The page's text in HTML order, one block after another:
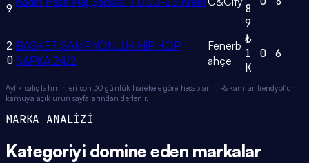
9
8
9
2
0
BASKET ŞAMPİYONLUK HİP HOP
ŞAPKA 24/2
Fenerb
ahçe
₺
1
K
0 6
Aylık satış tahminleri son 30 günlük harekete göre hesaplanır. Rakamlar Trendyol'un
kamuya açık ürün sayfalarından derlenir.
MARKA ANALİZİ
Kategoriyi domine eden markalar